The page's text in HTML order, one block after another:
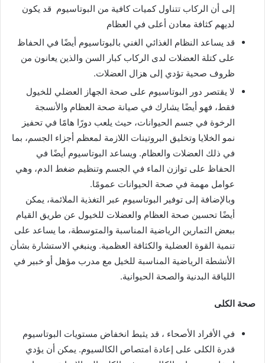
إلى أن الركاب تتناول كميات كافية من البوتاسيوم قد يكون
لديهم كثافة معادن أعلى في العظام
قد يساعد النظام الغذائي الغني بالبوتاسيوم أيضًا في الحفاظ
على كتلة العضلات لدى الركاب كبار السن والذين يعانون من
ظروف صحية تؤدي إلى هزال العضلات.
لا يقتصر دور البوتاسيوم على صحة الجهاز العضلي للخيول
فقط، فهو أيضًا يشارك في صيانة صحة العظام والأنسجة
الرخوة في جسم الحيوانات، حيث يلعب دورًا هامًا في تحفيز
نمو الخلايا وتخليق البروتينات اللازمة لمعظم أجزاء الجسم، بما
في ذلك العضلات والعظام. ويساعد البوتاسيوم أيضًا في
الحفاظ على توازن الماء في الجسم وتنظيم ضغط الدم، وهي
عوامل مهمة في صحة الحيوانات عمومًا.
وبالإضافة إلى توفير البوتاسيوم عبر التغذية الملائمة، يمكن
أيضًا تحسين صحة العظام والعضلات للخيول عن طريق القيام
ببعض التمارين الرياضية المناسبة والمتوسطة، ما يساعد على
تنمية القوة العضلية والكثافة العظمية. وينبغي الاستشارة بشأن
الأنشطة الرياضية المناسبة للخيل مع مدرب مؤهل أو خبير في
اللياقة البدنية والصحة الحيوانية.
صحة الكلى
في الأفراد الأصحاء ، قد يثبط انخفاض مستويات البوتاسيوم
قدرة الكلى على إعادة امتصاص الكالسيوم. يمكن أن يؤدي